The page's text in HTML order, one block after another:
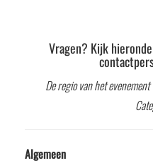
Vragen? Kijk
De regio van het
Algemeen